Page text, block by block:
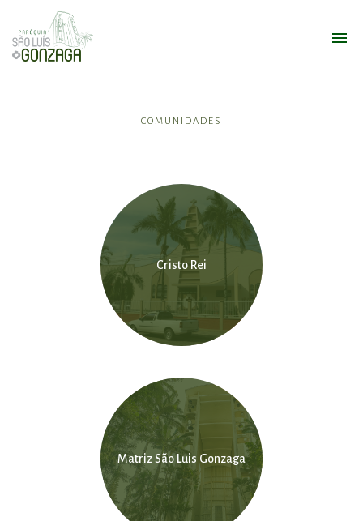
COMUNIDADES
Cristo Rei
Matriz São Luis Gonzaga